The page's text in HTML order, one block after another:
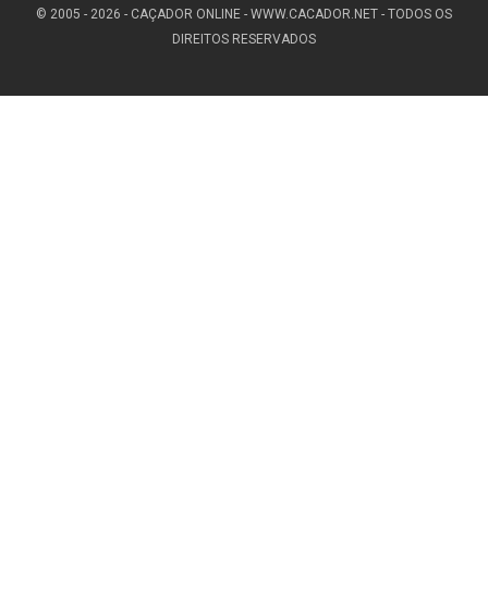
© 2005 - 2026 - CAÇADOR ONLINE - WWW.CACADOR.NET - TODOS OS
DIREITOS RESERVADOS